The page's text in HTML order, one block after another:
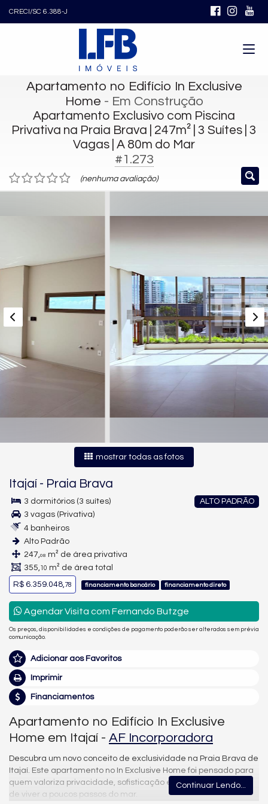
CRECI/SC 6.388-J
Apartamento no Edifício In Exclusive
Home - Em Construção
Apartamento Exclusivo com Piscina
Privativa na Praia Brava | 247m² | 3 Suítes | 3
Vagas | A 80m do Mar
#1.273
(nenhuma avaliação)
mostrar todas as fotos
Itajaí - Praia Brava
ALTO PADRÃO
3 dormitórios (3 suítes)
3 vagas (Privativa)
4 banheiros
Alto Padrão
247,08 m² de área privativa
355,10 m² de área total
R$ 6.359.048,78 financiamento bancário financiamento direto
Agendar Visita com Fernando Butzge
Os preços, disponibilidades e condições de pagamento poderão ser alterados sem prévia
comunicação.
Adicionar aos Favoritos
Imprimir
Financiamentos
Apartamento no Edifício In Exclusive
Home em Itajaí - AF Incorporadora
Descubra um novo conceito de exclusividade na Praia Brava de
Itajaí. Este apartamento no In Exclusive Home foi pensado para
quem valoriza privacidade, sofisticação e a experiência única
de viver a poucos passos do mar.
Continuar Lendo...